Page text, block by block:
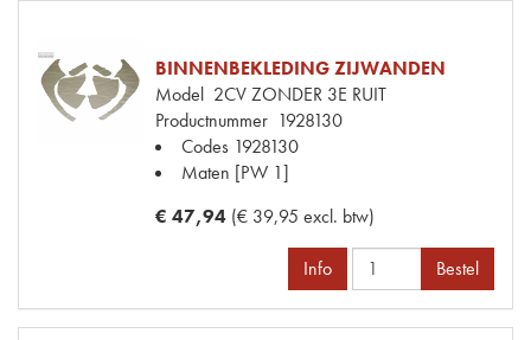
BINNENBEKLEDING ZIJWANDEN
Model 2CV ZONDER 3E RUIT
Productnummer 1928130
Codes 1928130
Maten [PW 1]
€ 47,94 (€ 39,95 excl. btw)
Info Bestel